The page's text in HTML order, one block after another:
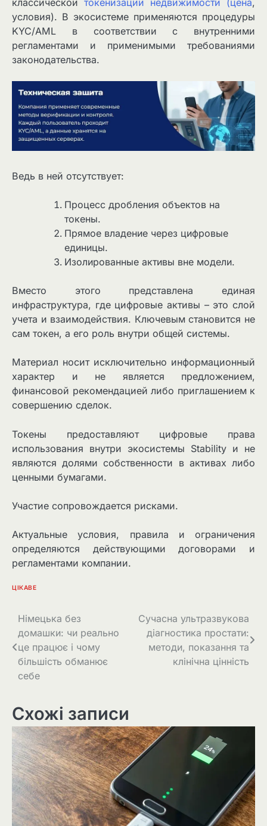
условия). В экосистеме применяются процедуры
KYC/AML в соответствии с внутренними
регламентами и применимыми требованиями
законодательства.
Ведь в ней отсутствует:
Процесс дробления объектов на
токены.
Прямое владение через цифровые
единицы.
Изолированные активы вне модели.
Вместо этого представлена единая
инфраструктура, где цифровые активы – это слой
учета и взаимодействия. Ключевым становится не
сам токен, а его роль внутри общей системы.
Материал носит исключительно информационный
характер и не является предложением,
финансовой рекомендацией либо приглашением к
совершению сделок.
Токены предоставляют цифровые права
использования внутри экосистемы Stability и не
являются долями собственности в активах либо
ценными бумагами.
Участие сопровождается рисками.
Актуальные условия, правила и ограничения
определяются действующими договорами и
регламентами компании.
ЦІКАВЕ
Навігація
записів
Німецька без
домашки: чи реально
це працює і чому
більшість обманює
себе
Сучасна ультразвукова
діагностика простати:
методи, показання та
клінічна цінність
Схожі записи